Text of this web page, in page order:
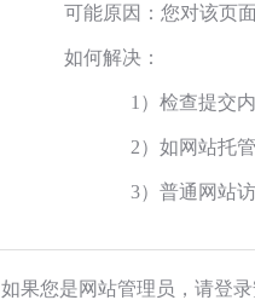
可能原因：您对该页
如何解决：
1）检查提交
2）如网站托
3）普通网站
如果您是网站管理员，请登